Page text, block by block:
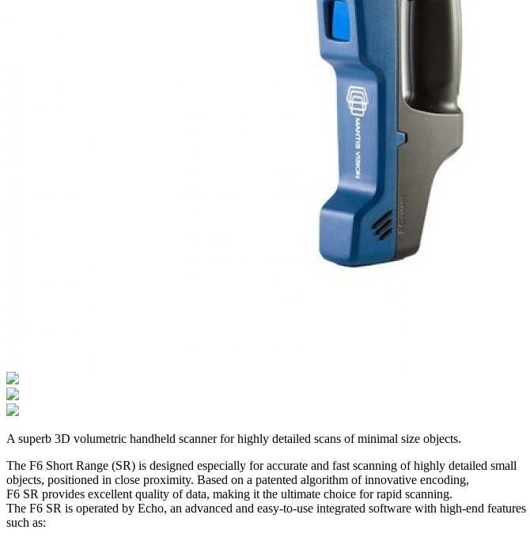
A superb 3D volumetric handheld scanner for highly detailed scans of minimal size objects.
The F6 Short Range (SR) is designed especially for accurate and fast scanning of highly detailed small
objects, positioned in close proximity. Based on a patented algorithm of innovative encoding,
F6 SR provides excellent quality of data, making it the ultimate choice for rapid scanning.
The F6 SR is operated by Echo, an advanced and easy-to-use integrated software with high-end features
such as: